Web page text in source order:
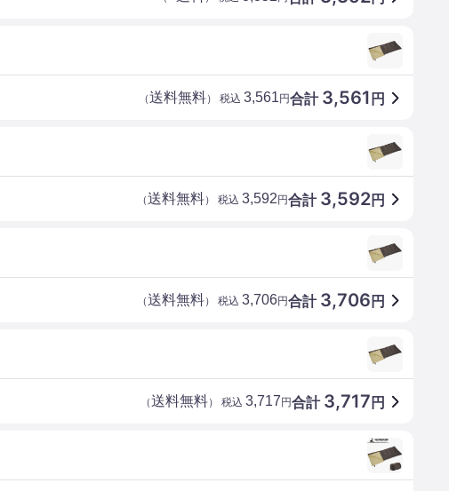
合計 3,561 円
（送料無料） 税込 3,561円
合計 3,592円
（送料無料） 税込 3,592円
合計 3,706 円
（送料無料） 税込 3,706円
合計 3,717 円
（送料無料） 税込 3,717円